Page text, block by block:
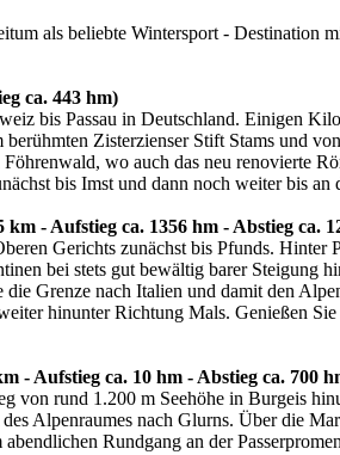
als beliebte Wintersport - Destination
ca. 443 hm)
bis Passau in Deutschland. Einigen
Zisterzienser Stift Stams und
wo auch das neu renovierte
bis Imst und dann noch weiter bis an
- Aufstieg ca. 1356 hm - Abstieg ca.
Gerichts zunächst bis Pfunds.
bei stets gut bewältig barer Steigung
Grenze nach Italien und damit den
hinunter Richtung Mals. Genießen
- Aufstieg ca. 10 hm - Abstieg ca. 700
von rund 1.200 m Seehöhe in Burgeis
Alpenraumes nach Glurns. Über die
Rundgang an der